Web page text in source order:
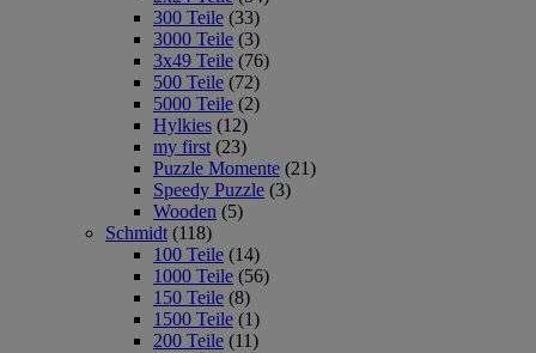
300 Teile (33)
3000 Teile (3)
3x49 Teile (76)
500 Teile (72)
5000 Teile (2)
Hylkies (12)
my first (23)
Puzzle Momente (21)
Speedy Puzzle (3)
Wooden (5)
Schmidt (118)
100 Teile (14)
1000 Teile (56)
150 Teile (8)
1500 Teile (1)
200 Teile (11)